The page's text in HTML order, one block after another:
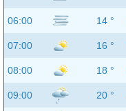
06:00 14 °
07:00 16 °
08:00 18 °
09:00 20 °